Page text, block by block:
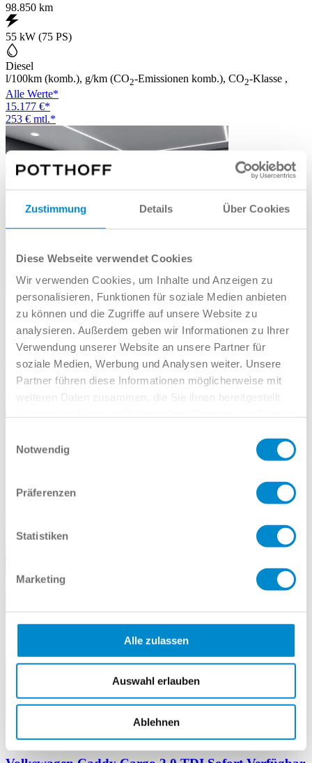
Zustimmung Details Über Cookies
Diese Webseite verwendet Cookies
Wir verwenden Cookies, um Inhalte und Anzeigen zu
personalisieren, Funktionen für soziale Medien anbieten
zu können und die Zugriffe auf unsere Website zu
analysieren. Außerdem geben wir Informationen zu Ihrer
Verwendung unserer Website an unsere Partner für
soziale Medien, Werbung und Analysen weiter. Unsere
Partner führen diese Informationen möglicherweise mit
weiteren Daten zusammen, die Sie ihnen bereitgestellt
Notwendig
Präferenzen
Statistiken
Marketing
Alle zulassen
Auswahl erlauben
Ablehnen
98.850 km
55 kW (75 PS)
Diesel
l/100km (komb.), g/km (CO2-Emissionen komb.), CO2-Klasse ,
Alle Werte*
15.177 €*
253 € mtl.*
UPE: € 34.490
Finanz. mögl.
Volkswagen Caddy Cargo 2.0 TDI STDHZG AHK
NAVI GRA PDC
05.01.2022
75 kW (102 PS)
Diesel
l/100km (komb.), g/km (CO
-Klasse ,
15.443 €*
225 € mtl.*
Finanz. mögl.